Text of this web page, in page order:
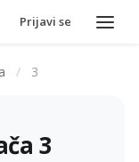
Prijavi se
/ 3
3